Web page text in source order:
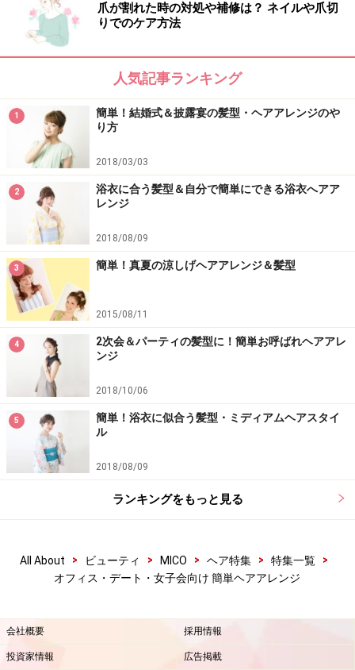
爪が割れた時の対処や補修は？ ネイルや爪切
りでのケア方法
人気記事ランキング
1
簡単！結婚式＆披露宴の髪型・ヘアアレンジのや
り方
2018/03/03
2
浴衣に合う髪型＆自分で簡単にできる浴衣へアア
レンジ
2018/08/09
3 簡単！真夏の涼しげヘアアレンジ＆髪型
2015/08/11
4
2次会＆パーティの髪型に！簡単お呼ばれヘアアレ
ンジ
2018/10/06
5
簡単！浴衣に似合う髪型・ミディアムヘアスタイ
ル
2018/08/09
ランキングをもっと見る
All About > ビューティ > MICO > ヘア特集 > 特集一覧
>
オフィス・デート・女子会向け 簡単ヘアアレンジ
会社概要 採用情報
投資家情報 広告掲載